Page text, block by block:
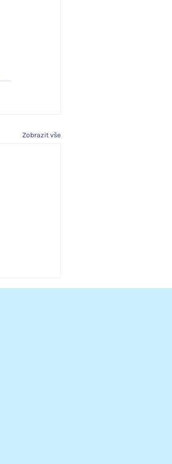
Zobrazit vše